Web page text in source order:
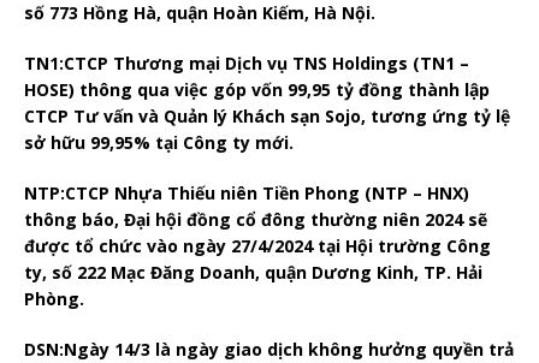
số 773 Hồng Hà, quận Hoàn Kiếm, Hà Nội.
TN1:CTCP Thương mại Dịch vụ TNS Holdings (TN1 –
HOSE) thông qua việc góp vốn 99,95 tỷ đồng thành lập
CTCP Tư vấn và Quản lý Khách sạn Sojo, tương ứng tỷ lệ
sở hữu 99,95% tại Công ty mới.
NTP:CTCP Nhựa Thiếu niên Tiền Phong (NTP – HNX)
thông báo, Đại hội đồng cổ đông thường niên 2024 sẽ
được tổ chức vào ngày 27/4/2024 tại Hội trường Công
ty, số 222 Mạc Đăng Doanh, quận Dương Kinh, TP. Hải
Phòng.
DSN:Ngày 14/3 là ngày giao dịch không hưởng quyền trả